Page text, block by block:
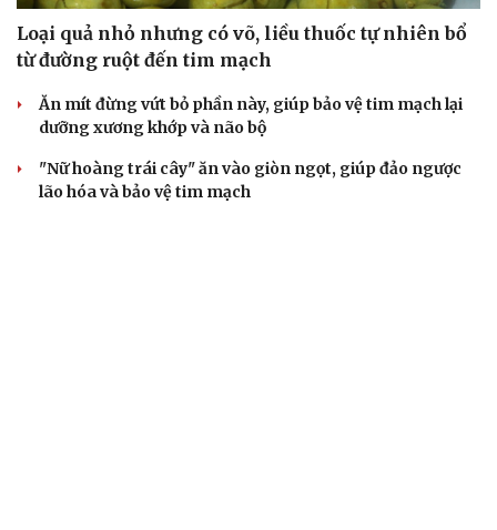
Loại quả nhỏ nhưng có võ, liều thuốc tự nhiên bổ
từ đường ruột đến tim mạch
Ăn mít đừng vứt bỏ phần này, giúp bảo vệ tim mạch lại
dưỡng xương khớp và não bộ
"Nữ hoàng trái cây" ăn vào giòn ngọt, giúp đảo ngược
lão hóa và bảo vệ tim mạch